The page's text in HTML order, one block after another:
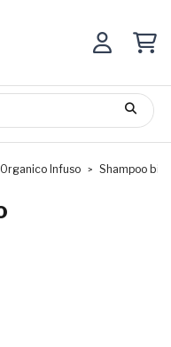
Organico Infuso Shampoo